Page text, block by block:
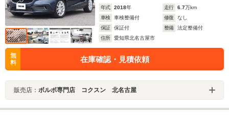
年式 2018年 走行 6.7万km
車検
車検整備付 修復
なし
保証
保証付 整備
法定整備付
住所
愛知県北名古屋市
無
料
在庫確認・見積依頼
販売店： ボルボ専門店 コクスン 北名古屋